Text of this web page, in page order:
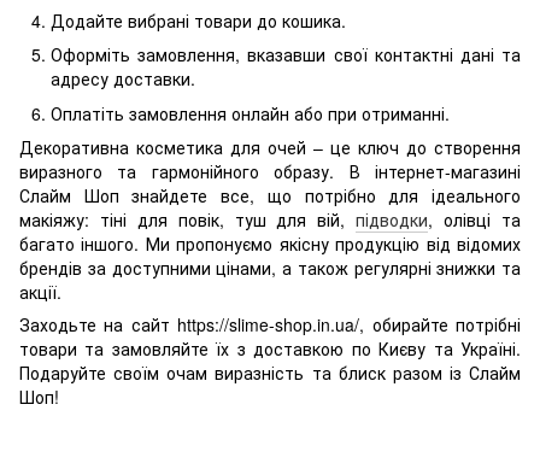
Додайте вибрані товари до кошика.
Оформіть замовлення, вказавши свої контактні дані та
адресу доставки.
Оплатіть замовлення онлайн або при отриманні.
Декоративна косметика для очей – це ключ до створення
виразного та гармонійного образу. В інтернет-магазині
Слайм Шоп знайдете все, що потрібно для ідеального
макіяжу: тіні для повік, туш для вій,підводки, олівці та
багато іншого. Ми пропонуємо якісну продукцію від відомих
брендів за доступними цінами, а також регулярні знижки та
акції.
Заходьте на сайт https://slime-shop.in.ua/, обирайте потрібні
товари та замовляйте їх з доставкою по Києву та Україні.
Подаруйте своїм очам виразність та блиск разом із Слайм
Шоп!